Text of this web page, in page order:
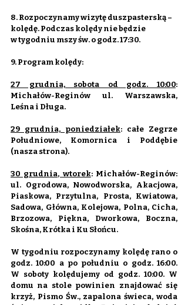
8. Rozpoczynamy wizytę duszpasterską –
kolędę. Podczas kolędy nie będzie
w tygodniu mszy św. o godz. 17:30.
9. Program kolędy:
27 grudnia, sobota od godz. 10:00:
Michałów-Reginów ul. Warszawska,
Leśna i Długa.
29 grudnia, poniedziałek: całe Zegrze
Południowe, Komornica i Poddębie
(nasza strona).
30 grudnia, wtorek: Michałów-Reginów:
ul. Ogrodowa, Nowodworska, Akacjowa,
Piaskowa, Przytulna, Prosta, Kwiatowa,
Sadowa, Główna, Kolejowa, Polna, Cicha,
Brzozowa, Piękna, Dworkowa, Boczna,
Skośna, Krótka i Ku Słońcu.
​W tygodniu rozpoczynamy kolędę rano o
godz. 10:00 a po południu o godz. 16:00.
W soboty kolędujemy od godz. 10:00. W
domu na stole powinien znajdować się
krzyż, Pismo Św., zapalona świeca, woda